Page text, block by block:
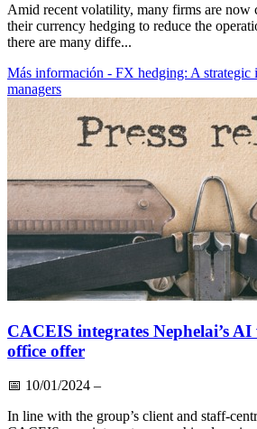
Amid recent volatility, many firms are now
their currency hedging to reduce the
there are many diffe...
Más información - FX hedging: A strategic
managers
CACEIS integrates Nephelai’s
office offer
📅 10/01/2024 –
In line with the group’s client and staff-